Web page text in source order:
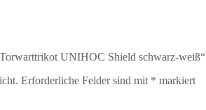
UNIHOC Shield schwarz-weiß“
Erforderliche Felder sind mit * markiert